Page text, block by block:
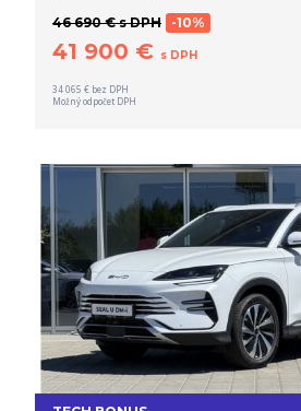
46 690 € s DPH -10%
41 900 € s DPH
34 065 € bez DPH
Možný odpočet DPH